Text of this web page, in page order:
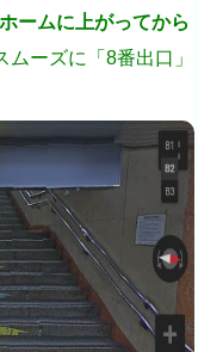
ームに上がってから
ムーズに「8番出口」